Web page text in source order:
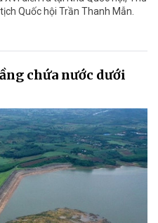
Quốc hội Trần Thanh Mẫn.
chứa nước dưới